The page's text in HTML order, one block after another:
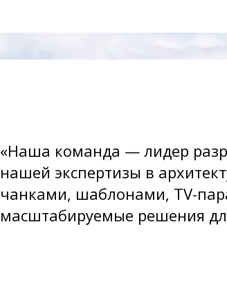
«Наша команда — лидер
нашей экспертизы в
чанками, шаблонами, TV-
масштабируемые решения